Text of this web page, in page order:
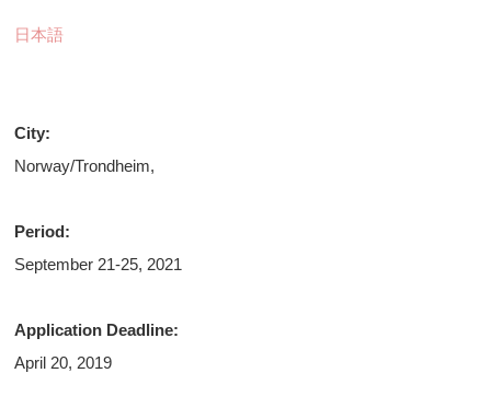
日本語
City:
Norway/Trondheim,
Period:
September 21-25, 2021
Application Deadline:
April 20, 2019